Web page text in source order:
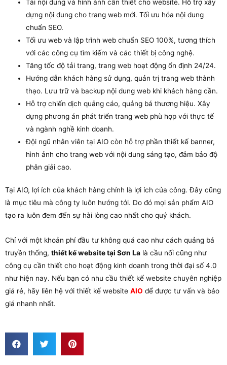
Tải nội dung và hình ảnh cần thiết cho website. Hỗ trợ xây
dựng nội dung cho trang web mới. Tối ưu hóa nội dung
chuẩn SEO.
Tối ưu web và lập trình web chuẩn SEO 100%, tương thích
với các công cụ tìm kiếm và các thiết bị công nghệ.
Tăng tốc độ tải trang, trang web hoạt động ổn định 24/24.
Hướng dẫn khách hàng sử dụng, quản trị trang web thành
thạo. Lưu trữ và backup nội dung web khi khách hàng cần.
Hỗ trợ chiến dịch quảng cáo, quảng bá thương hiệu. Xây
dựng phương án phát triển trang web phù hợp với thực tế
và ngành nghề kinh doanh.
Đội ngũ nhân viên tại AIO còn hỗ trợ phần thiết kế banner,
hình ảnh cho trang web với nội dung sáng tạo, đảm bảo độ
phân giải cao.
Tại AIO, lợi ích của khách hàng chính là lợi ích của công. Đây cũng
là mục tiêu mà công ty luôn hướng tới. Do đó mọi sản phẩm AIO
tạo ra luôn đem đến sự hài lòng cao nhất cho quý khách.
Chỉ với một khoản phí đầu tư không quá cao như cách quảng bá
truyền thống, thiết kế website tại Sơn La là cầu nối cũng như
công cụ cần thiết cho hoạt động kinh doanh trong thời đại số 4.0
như hiện nay. Nếu bạn có nhu cầu thiết kế website chuyên nghiệp
giá rẻ, hãy liên hệ với thiết kế website AIO để được tư vấn và báo
giá nhanh nhất.